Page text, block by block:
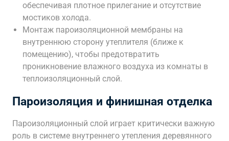
обеспечивая плотное прилегание и отсутствие
мостиков холода.
Монтаж пароизоляционной мембраны на
внутреннюю сторону утеплителя (ближе к
помещению), чтобы предотвратить
проникновение влажного воздуха из комнаты в
теплоизоляционный слой.
Пароизоляция и финишная отделка
Пароизоляционный слой играет критически важную
роль в системе внутреннего утепления деревянного